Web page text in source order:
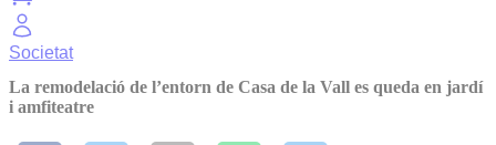
Societat
La remodelació de l’entorn de Casa de la Vall es queda en jardí
i amfiteatre